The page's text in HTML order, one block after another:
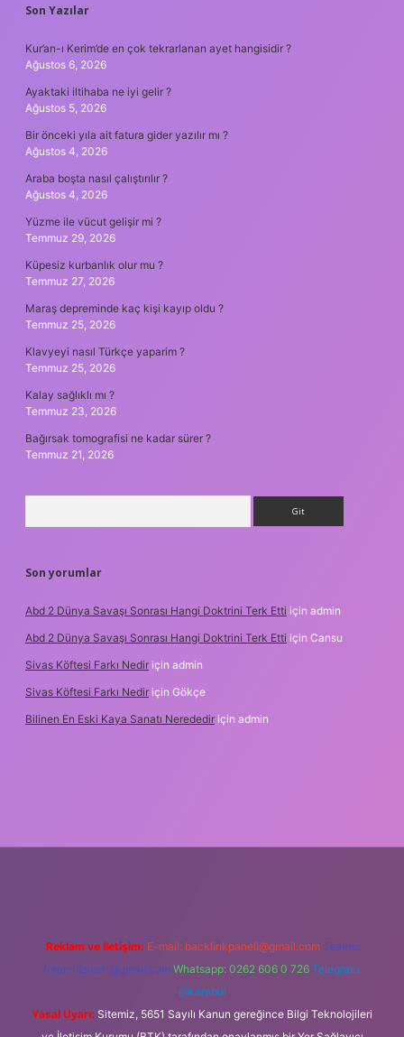
Son Yazılar
Kur’an-ı Kerim’de en çok tekrarlanan ayet hangisidir ?
Ağustos 6, 2026
Ayaktaki iltihaba ne iyi gelir ?
Ağustos 5, 2026
Bir önceki yıla ait fatura gider yazılır mı ?
Ağustos 4, 2026
Araba boşta nasıl çalıştırılır ?
Ağustos 4, 2026
Yüzme ile vücut gelişir mi ?
Temmuz 29, 2026
Küpesiz kurbanlık olur mu ?
Temmuz 27, 2026
Maraş depreminde kaç kişi kayıp oldu ?
Temmuz 25, 2026
Klavyeyi nasıl Türkçe yaparim ?
Temmuz 25, 2026
Kalay sağlıklı mı ?
Temmuz 23, 2026
Bağırsak tomografisi ne kadar sürer ?
Temmuz 21, 2026
Son yorumlar
Abd 2 Dünya Savaşı Sonrası Hangi Doktrini Terk Etti için admin
Abd 2 Dünya Savaşı Sonrası Hangi Doktrini Terk Etti için Cansu
Sivas Köftesi Farkı Nedir için admin
Sivas Köftesi Farkı Nedir için Gökçe
Bilinen En Eski Kaya Sanatı Nerededir için admin
Reklam ve İletişim: E-mail: backlinkpaneli@gmail.com Teams:
forumhizmeti@gmail.com Whatsapp: 0262 606 0 726 Telegram:
@karabul
Yasal Uyarı: Sitemiz, 5651 Sayılı Kanun gereğince Bilgi Teknolojileri